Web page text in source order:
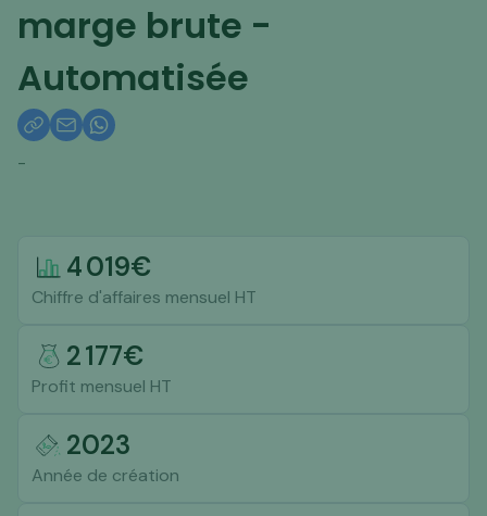
marge brute -
Automatisée
-
4 019€
Chiffre d'affaires mensuel HT
2 177€
Profit mensuel HT
2023
Année de création